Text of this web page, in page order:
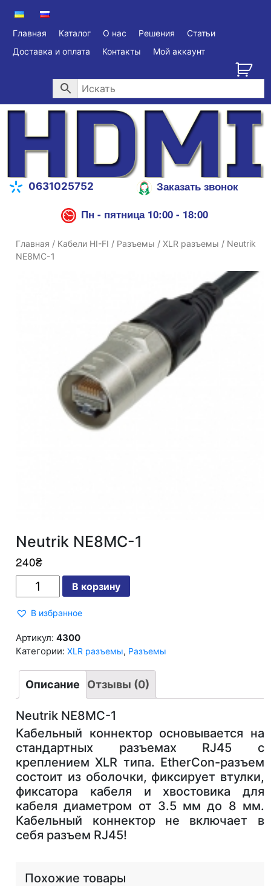
Главная Каталог О нас Решения
Статьи
Доставка и оплата
Контакты Мой аккаунт
0631025752
Заказать звонок
Пн - пятница 10:00 - 18:00
Главная / Кабели HI-FI / Разъемы /XLR разъемы / Neutrik
NE8MC-1
Neutrik NE8MC-1
240₴
NE8MC-
В корзину
В избранное
Артикул:4300
Категории:XLR разъемы, Разъемы
Описание Отзывы (0)
Neutrik NE8MC-1
Кабельный коннектор основывается на
стандартных разъемах RJ45 с
креплением XLR типа. EtherCon-разъем
состоит из оболочки, фиксирует втулки,
фиксатора кабеля и хвостовика для
кабеля диаметром от 3.5 мм до 8 мм.
Кабельный коннектор не включает в
себя разъем RJ45!
Похожие товары